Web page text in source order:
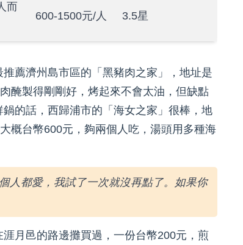
而
600-1500元/人 3.5星
薦濟州島市區的「黑豬肉之家」，地址是
醃製得剛剛好，烤起來不會太油，但缺點
的話，西歸浦市的「海女之家」很棒，地
概台幣600元，夠兩個人吃，湯頭用多種海
人都愛，我試了一次就沒再點了。如果你
月邑的路邊攤買過，一份台幣200元，煎